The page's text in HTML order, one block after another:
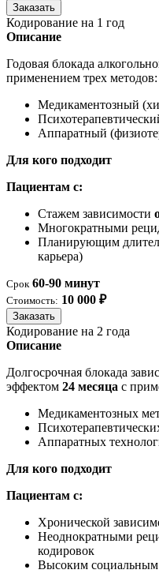
Заказать
Кодирование на 1 год
Описание
Годовая блокада
применением трех методов:
Медикаментозный
Аппаратный
Для кого подходит
Пациентам с:
Стажем зависимости
Многократными
Планирующим
карьера)
Срок 60-90 минут
Стоимость: 10 000 ₽
Заказать
Кодирование на 2 года
Описание
Долгосрочная блокада
эффектом 24 месяца с
Медикаментозных
Аппаратных
Для кого подходит
Пациентам с:
Хронической
Неоднократными
кодировок
Высоким социальным